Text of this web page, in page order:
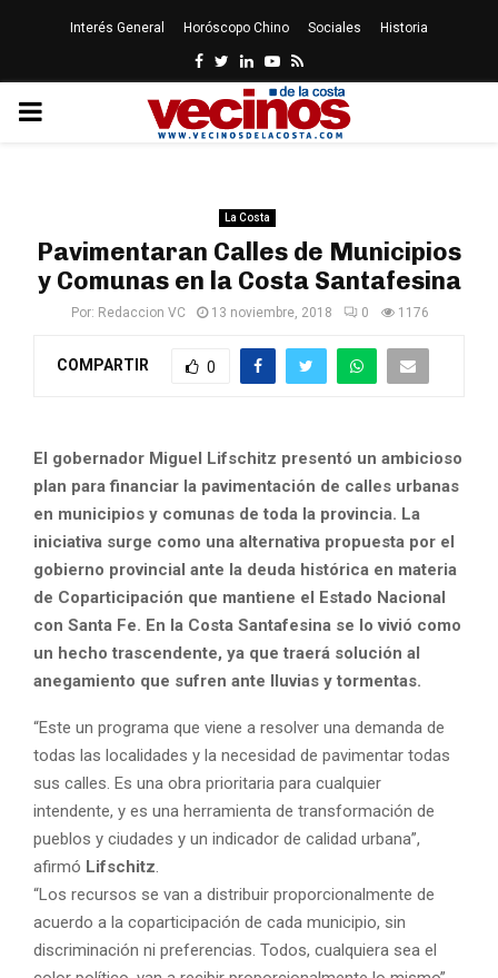
Interés General Horóscopo Chino Sociales Historia
Facebook
Twitter
LinkedinYoutube
Rss
PRIMARY
La Costa
Pavimentaran Calles de Municipios
y Comunas en la Costa Santafesina
Por: Redaccion VC 13 noviembre, 2018 0 1176
COMPARTIR 0
El gobernador Miguel Lifschitz presentó un ambicioso
plan para financiar la pavimentación de calles urbanas
en municipios y comunas de toda la provincia. La
iniciativa surge como una alternativa propuesta por el
gobierno provincial ante la deuda histórica en materia
de Coparticipación que mantiene el Estado Nacional
con Santa Fe. En la Costa Santafesina se lo vivió como
un hecho trascendente, ya que traerá solución al
anegamiento que sufren ante lluvias y tormentas.
“Este un programa que viene a resolver una demanda de
todas las localidades y la necesidad de pavimentar todas
sus calles. Es una obra prioritaria para cualquier
intendente, y es una herramienta de transformación de
pueblos y ciudades y un indicador de calidad urbana”,
afirmó Lifschitz
“Los recursos se van a distribuir proporcionalmente de
acuerdo a la coparticipación de cada municipio, sin
discriminación ni preferencias. Todos, cualquiera sea el